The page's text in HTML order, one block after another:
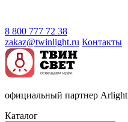
8 800 777 72 38
zakaz@twinlight.ru Контакты
официальный партнер Arlight
Каталог